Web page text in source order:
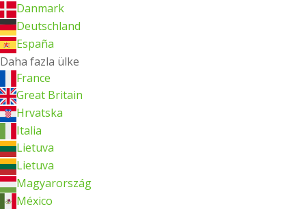
Danmark
Deutschland
España
Daha fazla ülke
France
Great Britain
Hrvatska
Italia
Lietuva
Lietuva
Magyarország
México